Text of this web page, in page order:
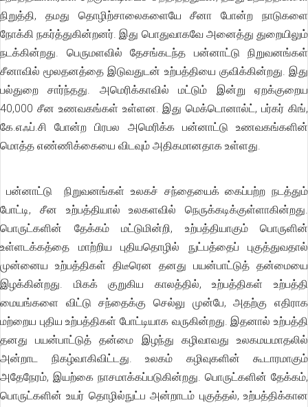
நிறுத்தி, தமது தொழிற்சாலைகளையே சீனா போன்ற நாடுகளை
நோக்கி நகர்த்துகின்றனர். இது பொதுவாகவே அனைத்து துறையிலும்
நடக்கின்றது. பெருமளவில் தேசங்கடந்த பன்னாட்டு நிறுவனங்கள்
சீனாவில் மூலதனத்தை இடுவதுடன் உற்பத்தியை குவிக்கின்றது. இது
பல்துறை சார்ந்தது. அமெரிக்காவில் மட்டும் இன்று ஏறக்குறைய
40,000 சீன உணவகங்கள் உள்ளன. இது மெக்டொனால்ட், பர்கர் கிங்,
கே.எஃப்.சி போன்ற பிரபல அமெரிக்க பன்னாட்டு உணவகங்களின்
மொத்த எண்ணிக்கையை விடவும் அதிகமானதாக உள்ளது.
பன்னாட்டு நிறுவனங்கள் உலகச் சந்தையைக் கைப்பற்ற நடத்தும்
போட்டி, சீன உற்பத்தியால் உலகளவில் நெருக்கடிக்குள்ளாகின்றது.
பொருட்களின் தேக்கம் மட்டுமின்றி, உற்பத்தியாகும் பொருளின்
உள்ளடக்கத்தை மாற்றிய புதியதொழில் நுட்பத்தைப் புகுத்துவதால்
முன்னைய உற்பத்திகள் திடீரென தனது பயன்பாட்டுத் தன்மையை
இழக்கின்றது. மிகக் குறுகிய காலத்தில், உற்பத்திகள் உற்பத்தி
மையங்களை விட்டு சந்தைக்கு செல்லு முன்பே, அதற்கு எதிராக
மற்றைய புதிய உற்பத்திகள் போட்டியாக வருகின்றது. இதனால் உற்பத்தி
தனது பயன்பாட்டுத் தன்மை இழந்து கழிவாவது உலகமயமாதலில்
அன்றாட நிகழ்வாகிவிட்டது. உலகம் கழிவுகளின் கூடாரமாகும்
அதேநேரம், இயற்கை நாசமாக்கப்படுகின்றது. பொருட்களின் தேக்கம்,
பொருட்களின் உயர் தொழில்நுட்ப அன்றாடம் புகுத்தல், உற்பத்திக்கான